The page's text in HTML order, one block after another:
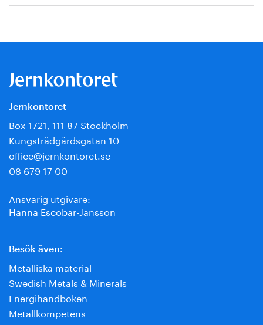
Jernkontoret
Box 1721, 111 87 Stockholm
Kungsträdgårdsgatan 10
office@jernkontoret.se
08 679 17 00
Ansvarig utgivare:
Hanna Escobar-Jansson
Besök även:
Metalliska material
Swedish Metals & Minerals
Energihandboken
Metallkompetens